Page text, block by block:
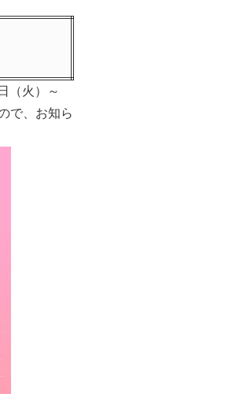
（火）～
で、お知ら